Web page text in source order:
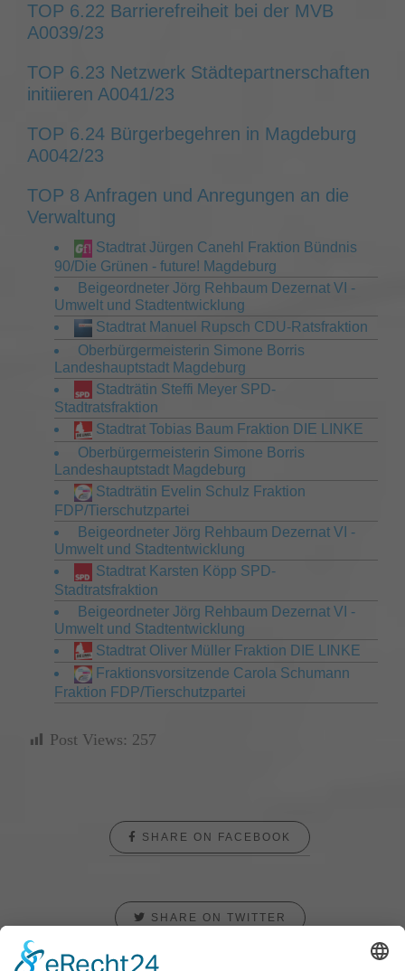
TOP 6.22 Barrierefreiheit bei der MVB
A0039/23
TOP 6.23 Netzwerk Städtepartnerschaften
initiieren A0041/23
TOP 6.24 Bürgerbegehren in Magdeburg
A0042/23
TOP 8 Anfragen und Anregungen an die
Verwaltung
Stadtrat Jürgen Canehl Fraktion Bündnis
90/Die Grünen - future! Magdeburg
Beigeordneter Jörg Rehbaum Dezernat VI -
Umwelt und Stadtentwicklung
Stadtrat Manuel Rupsch CDU-Ratsfraktion
Oberbürgermeisterin Simone Borris
Landeshauptstadt Magdeburg
Stadträtin Steffi Meyer SPD-
Stadtratsfraktion
Stadtrat Tobias Baum Fraktion DIE LINKE
Oberbürgermeisterin Simone Borris
Landeshauptstadt Magdeburg
Stadträtin Evelin Schulz Fraktion
FDP/Tierschutzpartei
Beigeordneter Jörg Rehbaum Dezernat VI -
Umwelt und Stadtentwicklung
Stadtrat Karsten Köpp SPD-
Stadtratsfraktion
Beigeordneter Jörg Rehbaum Dezernat VI -
Umwelt und Stadtentwicklung
Stadtrat Oliver Müller Fraktion DIE LINKE
Fraktionsvorsitzende Carola Schumann
Fraktion FDP/Tierschutzpartei
Post Views: 257
SHARE ON FACEBOOK
SHARE ON TWITTER